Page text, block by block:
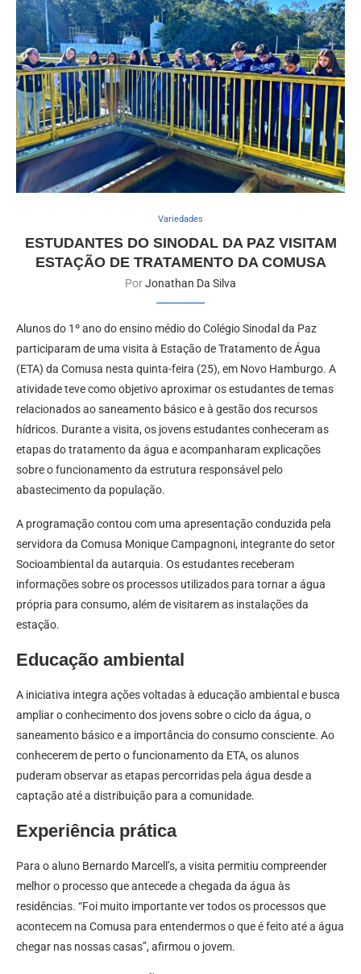
Variedades
ESTUDANTES DO SINODAL DA PAZ VISITAM
ESTAÇÃO DE TRATAMENTO DA COMUSA
PorJonathan Da Silva
Alunos do 1º ano do ensino médio do Colégio Sinodal da Paz
participaram de uma visita à Estação de Tratamento de Água
(ETA) da Comusa nesta quinta-feira (25), em Novo Hamburgo. A
atividade teve como objetivo aproximar os estudantes de temas
relacionados ao saneamento básico e à gestão dos recursos
hídricos. Durante a visita, os jovens estudantes conheceram as
etapas do tratamento da água e acompanharam explicações
sobre o funcionamento da estrutura responsável pelo
abastecimento da população.
A programação contou com uma apresentação conduzida pela
servidora da Comusa Monique Campagnoni, integrante do setor
Socioambiental da autarquia. Os estudantes receberam
informações sobre os processos utilizados para tornar a água
própria para consumo, além de visitarem as instalações da
estação.
Educação ambiental
A iniciativa integra ações voltadas à educação ambiental e busca
ampliar o conhecimento dos jovens sobre o ciclo da água, o
saneamento básico e a importância do consumo consciente. Ao
conhecerem de perto o funcionamento da ETA, os alunos
puderam observar as etapas percorridas pela água desde a
captação até a distribuição para a comunidade.
Experiência prática
Para o aluno Bernardo Marcell’s, a visita permitiu compreender
melhor o processo que antecede a chegada da água às
residências. “Foi muito importante ver todos os processos que
acontecem na Comusa para entendermos o que é feito até a água
chegar nas nossas casas”, afirmou o jovem.